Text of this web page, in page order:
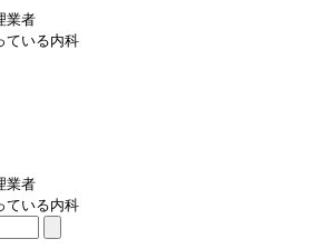
業者
ている内科
業者
ている内科